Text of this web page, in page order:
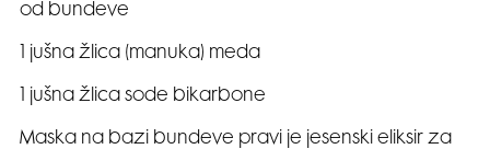
od bundeve
1 jušna žlica (manuka) meda
1 jušna žlica sode bikarbone
Maska na bazi bundeve pravi je jesenski eliksir za